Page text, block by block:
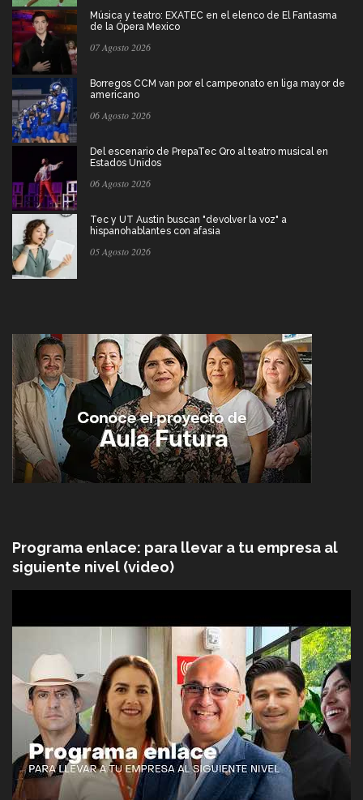
Música y teatro: EXATEC en el elenco de El Fantasma
de la Ópera Mexico
07 Agosto 2026
Borregos CCM van por el campeonato en liga mayor de
americano
06 Agosto 2026
Del escenario de PrepaTec Qro al teatro musical en
Estados Unidos
06 Agosto 2026
Tec y UT Austin buscan "devolver la voz" a
hispanohablantes con afasia
05 Agosto 2026
Programa enlace: para llevar a tu empresa al
siguiente nivel (video)